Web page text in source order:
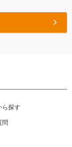
ら探す
問